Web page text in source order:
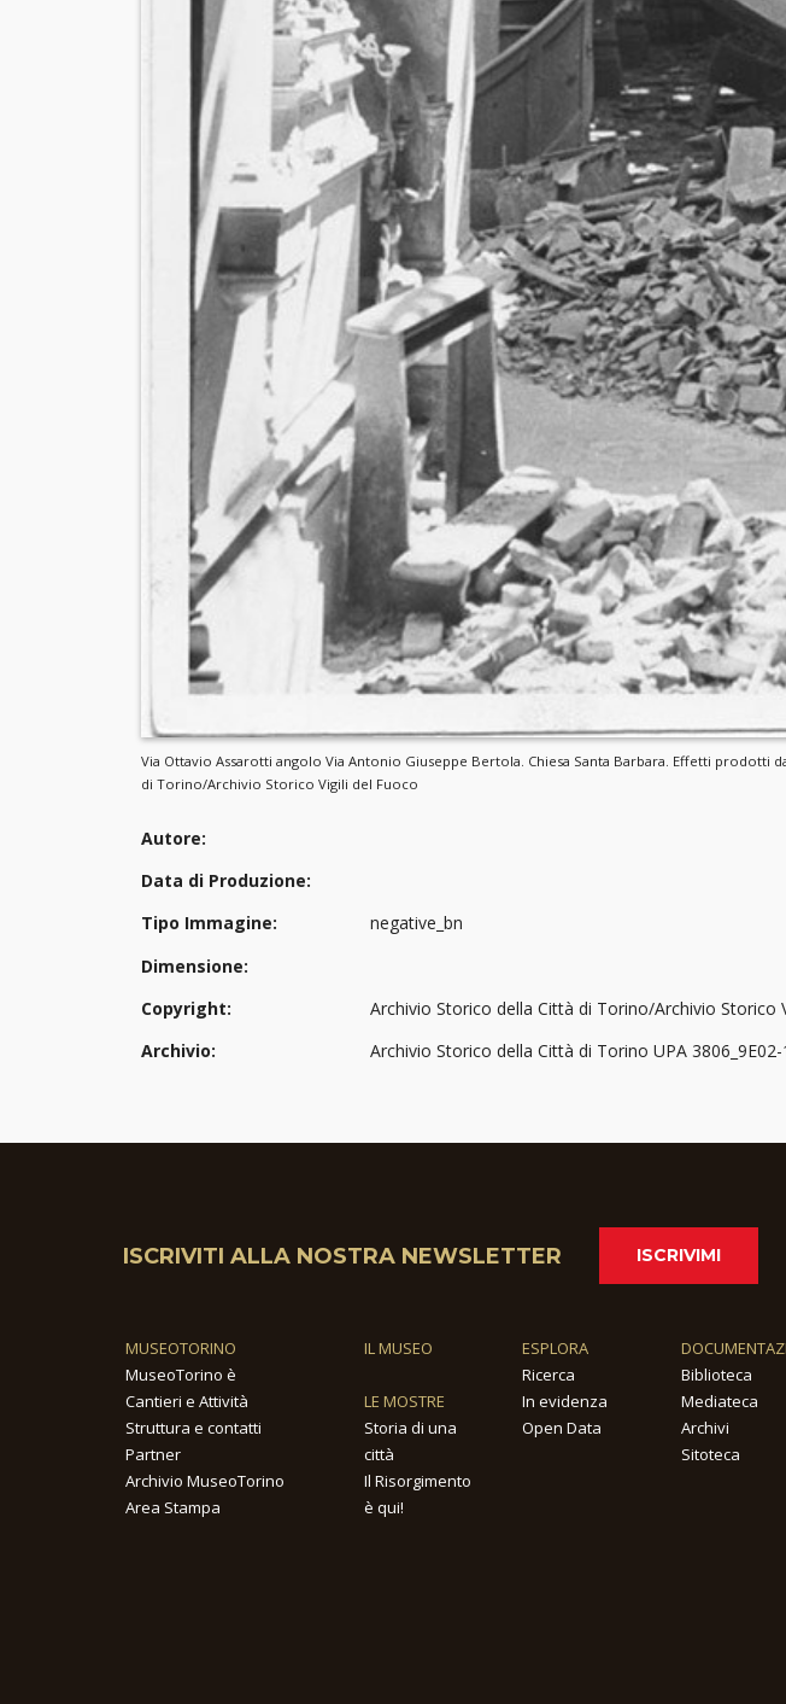
Via Ottavio Assarotti angolo Via Antonio Giuseppe Bertola. Chiesa Santa Barbara. Effetti prodotti
di Torino/Archivio Storico Vigili del Fuoco
Autore:
Data di Produzione:
Tipo Immagine:
negative_bn
Dimensione:
Copyright:
Archivio Storico della Città di Torino/Archivio Storico
Archivio:
Archivio Storico della Città di Torino UPA 3806_9E02-
ISCRIVITI ALLA NOSTRA NEWSLETTER ISCRIVIMI
MUSEOTORINO
MuseoTorino è
Cantieri e Attività
Struttura e contatti
Partner
Archivio MuseoTorino
Area Stampa
IL MUSEO
LE MOSTRE
Storia di una
città
Il Risorgimento
è qui!
ESPLORA
Ricerca
In evidenza
Open Data
Biblioteca
Mediateca
Archivi
Sitoteca